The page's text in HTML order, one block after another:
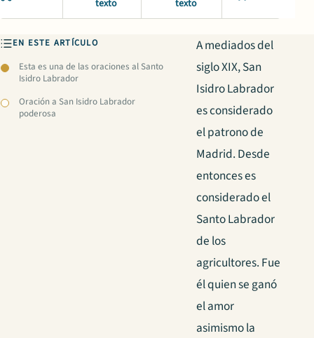
texto
texto
EN ESTE ARTÍCULO
Esta es una de las oraciones al Santo
Isidro Labrador
Oración a San Isidro Labrador
poderosa
A mediados del
siglo XIX, San
Isidro Labrador
es considerado
el patrono de
Madrid. Desde
entonces es
considerado el
Santo Labrador
de los
agricultores. Fue
él quien se ganó
el amor
asimismo la